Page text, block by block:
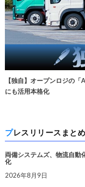
【独自】オープンロジの
にも活用本格化
プレスリリースまと
両備システムズ、物流自動
化
2026年8月9日